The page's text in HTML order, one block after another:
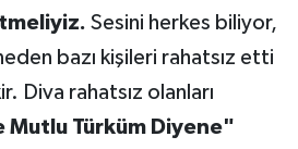
Sesini herkes biliyor,
bazı kişileri rahatsız etti
Diva rahatsız olanları
Mutlu Türküm Diyene"